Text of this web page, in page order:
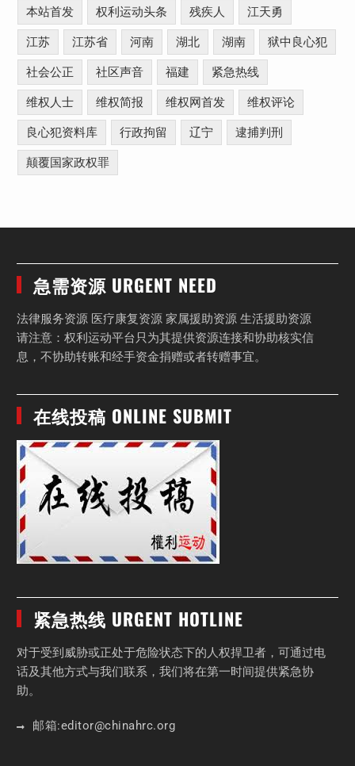
本站首发 权利运动头条 残疾人 江天勇
江苏 江苏省 河南 湖北 湖南 狱中良心犯
社会公正 社区声音 福建 紧急热线
维权人士 维权简报 维权网首发 维权评论
良心犯资料库 行政拘留 辽宁 逮捕判刑
颠覆国家政权罪
急需资源 URGENT NEED
法律服务资源 医疗康复资源 家属援助资源 生活援助资源
请注意：权利运动平台只为其提供资源连接和协助核实信
息，不协助转账和经手资金捐赠或者转赠事宜。
在线投稿 ONLINE SUBMIT
紧急热线 URGENT HOTLINE
对于受到威胁或正处于危险状态下的人权捍卫者，可通过电
话及其他方式与我们联系，我们将在第一时间提供紧急协
助。
邮箱:editor@chinahrc.org